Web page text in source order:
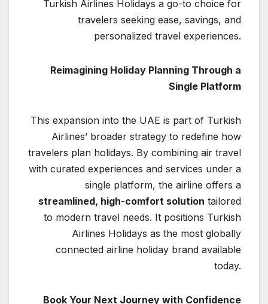
Turkish Airlines Holidays a go-to choice for
travelers seeking ease, savings, and
personalized travel experiences.
Reimagining Holiday Planning Through a
Single Platform
This expansion into the UAE is part of Turkish
Airlines’ broader strategy to redefine how
travelers plan holidays. By combining air travel
with curated experiences and services under a
single platform, the airline offers a
streamlined, high-comfort solution tailored
to modern travel needs. It positions Turkish
Airlines Holidays as the most globally
connected airline holiday brand available
today.
Book Your Next Journey with Confidence